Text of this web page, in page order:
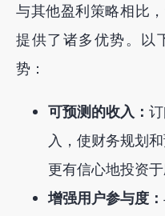
与其他盈利策略相比
提供了诸多优势。以
势：
可预测的收入：
入，使财务规划
更有信心地投资
增强用户参与度：